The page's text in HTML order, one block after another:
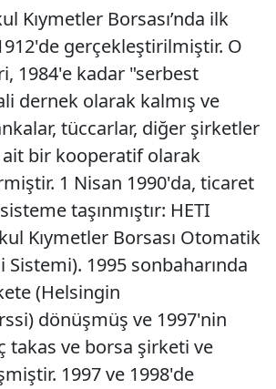
Kıymetler Borsası’nda ilk
gerçekleştirilmiştir. O
1984'e kadar "serbest
dernek olarak kalmış ve
tüccarlar, diğer şirketler
bir kooperatif olarak
1 Nisan 1990'da, ticaret
taşınmıştır: HETI
Kıymetler Borsası Otomatik
Sistemi). 1995 sonbaharında
(Helsingin
dönüşmüş ve 1997'nin
takas ve borsa şirketi ve
1997 ve 1998'de